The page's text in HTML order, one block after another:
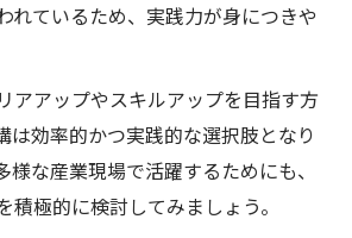
れているため、実践力が身につきや
アアップやスキルアップを目指す方
は効率的かつ実践的な選択肢となり
様な産業現場で活躍するためにも、
積極的に検討してみましょう。